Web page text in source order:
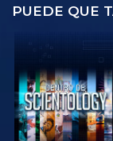
PUEDE QUE